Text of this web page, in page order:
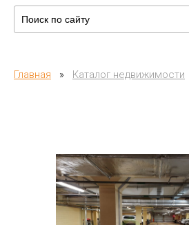
Главная » Каталог недвижимости